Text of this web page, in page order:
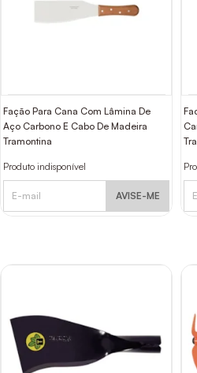
Fação Para Cana Com Lâmina De
Aço Carbono E Cabo De Madeira
Tramontina
Produto indisponível
AVISE-ME